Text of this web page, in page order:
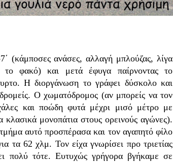
ανάσες, αλλαγή μπλούζας, λίγα
φακό) και μετά έφυγα παίρνοντας το
Η διοργάνωση το γράφει δύσκολο και
δρομείς. Ο χωματόδρομος (αν μπορείς να τον
και ποώδη φυτά μέχρι μισό μέτρο με
κλασικά μονοπάτια στους ορεινούς αγώνες).
αυτό προσπέρασα και τον αγαπητό φίλο
τα 62 χλμ. Τον είχα γνωρίσει προ τριετίας
πολύ τότε. Ευτυχώς γρήγορα βγήκαμε σε